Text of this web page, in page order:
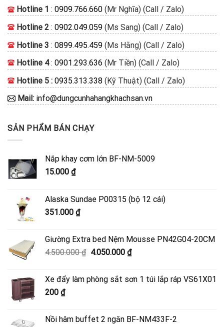
Hotline 1 : 0909.766.660 (Mr Nghĩa) (Call / Zalo)
Hotline 2 : 0902.049.059 (Ms Sang) (Call / Zalo)
Hotline 3 : 0899.495.459 (Ms Hằng) (Call / Zalo)
Hotline 4: 0901.293.636 (Mr Tiền) (Call / Zalo)
Hotline 5 : 0935.313.338 (Kỹ Thuật) (Call / Zalo)
Mail: info@dungcunhahangkhachsan.vn
SẢN PHẨM BÁN CHẠY
Nắp khay cơm lớn BF-NM-5009
15.000 ₫
Alaska Sundae P00315 (bộ 12 cái)
351.000 ₫
Giường Extra bed Nệm Mousse PN42G04-20CM
4.500.000₫ Giá
4.500.000 ₫.
4.050.000 ₫Giá
là:
Xe đẩy làm phòng sắt sơn 1 túi lắp ráp VS61X01
200 ₫
Nồi hâm buffet 2 ngăn BF-NM433F-2